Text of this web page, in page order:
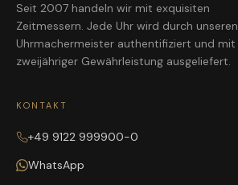
Seit 2007 handeln wir mit exquisiten
Zeitmessern. Jede Uhr wird durch unseren
Uhrmachermeister authentifiziert und mit
zweijähriger Gewährleistung ausgeliefert.
KONTAKT
+49 9122 999900-0
WhatsApp